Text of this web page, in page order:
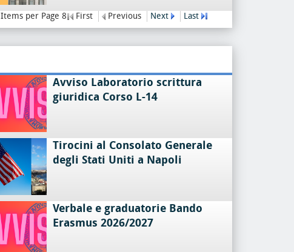
Items per Page 8 First Previous Next Last
Avviso Laboratorio scrittura
giuridica Corso L-14
Tirocini al Consolato Generale
degli Stati Uniti a Napoli
Verbale e graduatorie Bando
Erasmus 2026/2027